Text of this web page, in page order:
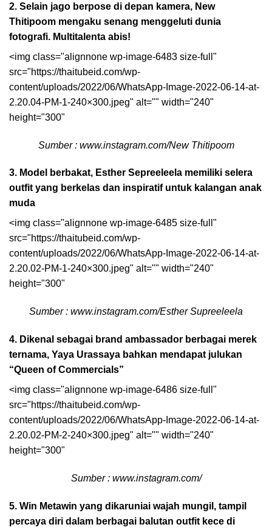
2. Selain jago berpose di depan kamera, New
Thitipoom mengaku senang menggeluti dunia
fotografi. Multitalenta abis!
<img class="alignnone wp-image-6483 size-full"
src="https://thaitubeid.com/wp-
content/uploads/2022/06/WhatsApp-Image-2022-06-14-at-
2.20.04-PM-1-240×300.jpeg" alt="" width="240"
height="300"
Sumber : www.instagram.com/New Thitipoom
3. Model berbakat, Esther Sepreeleela memiliki selera
outfit yang berkelas dan inspiratif untuk kalangan anak
muda
<img class="alignnone wp-image-6485 size-full"
src="https://thaitubeid.com/wp-
content/uploads/2022/06/WhatsApp-Image-2022-06-14-at-
2.20.02-PM-1-240×300.jpeg" alt="" width="240"
height="300"
Sumber : www.instagram.com/Esther Supreeleela
4. Dikenal sebagai brand ambassador berbagai merek
ternama, Yaya Urassaya bahkan mendapat julukan
“Queen of Commercials”
<img class="alignnone wp-image-6486 size-full"
src="https://thaitubeid.com/wp-
content/uploads/2022/06/WhatsApp-Image-2022-06-14-at-
2.20.02-PM-2-240×300.jpeg" alt="" width="240"
height="300"
Sumber : www.instagram.com/
5. Win Metawin yang dikaruniai wajah mungil, tampil
percaya diri dalam berbagai balutan outfit kece di